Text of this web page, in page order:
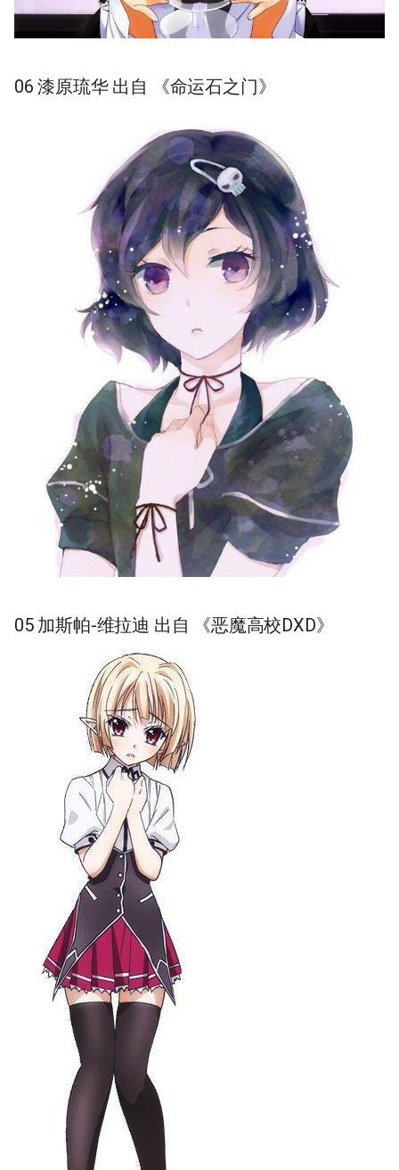
06 漆原琉华 出自 《命运石之门》
05 加斯帕-维拉迪 出自 《恶魔高校DXD》